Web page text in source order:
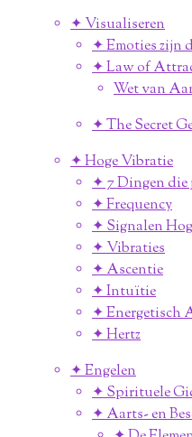
✦ Visualiseren
✦ Emoties zijn
✦ Law of
Wet van
✦ The Secret
✦ Hoge Vibratie
✦ 7 Dingen die
✦ Frequency
✦ Signalen
✦ Vibraties
✦ Ascentie
✦ Intuïtie
✦ Energetisch
✦ Hertz
✦ Engelen
✦ Spirituele
✦ Aarts- en